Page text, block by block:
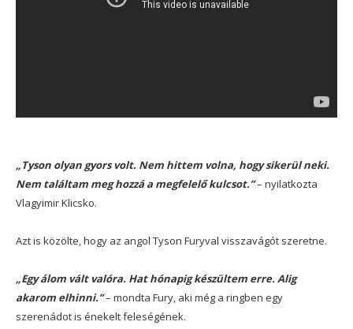
„Tyson olyan gyors volt. Nem hittem volna, hogy sikerül neki.
Nem találtam meg hozzá a megfelelő kulcsot.”– nyilatkozta
Vlagyimir Klicsko.
Azt is közölte, hogy az angol Tyson Furyval visszavágót szeretne.
„Egy álom vált valóra. Hat hónapig készültem erre. Alig
akarom elhinni.”– mondta Fury, aki még a ringben egy
szerenádot is énekelt feleségének.